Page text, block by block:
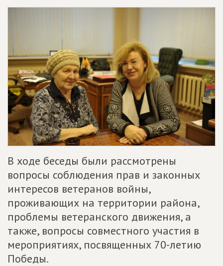
В ходе беседы были рассмотрены
вопросы соблюдения прав и законных
интересов ветеранов войны,
проживающих на территории района,
проблемы ветеранского движения, а
также, вопросы совместного участия в
мероприятиях, посвященных 70-летию
Победы.